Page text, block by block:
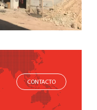
CONTACTO